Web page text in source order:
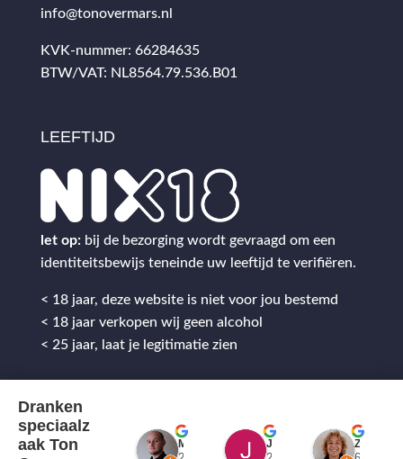
info@tonovermars.nl
KVK-nummer: 66284635
BTW/VAT: NL8564.79.536.B01
LEEFTIJD
let op: bij de bezorging wordt gevraagd om een
identiteitsbewijs teneinde uw leeftijd te verifiëren.
< 18 jaar, deze website is niet voor jou bestemd
< 18 jaar verkopen wij geen alcohol
< 25 jaar, laat je legitimatie zien
Dranken
speciaalz
aak Ton